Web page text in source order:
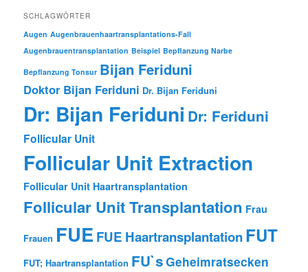
SCHLAGWÖRTER
Augen Augenbrauenhaartransplantations-Fall
Augenbrauentransplantation Beispiel Bepflanzung Narbe
Bepflanzung Tonsur Bijan Feriduni
Doktor Bijan Feriduni Dr. Bijan Feriduni
Dr: Bijan Feriduni Dr: Feriduni
Follicular Unit
Follicular Unit Extraction
Follicular Unit Haartransplantation
Follicular Unit Transplantation Frau
Frauen FUE FUE HaartransplantationFUT
FUT; Haartransplantation FU`sGeheimratsecken